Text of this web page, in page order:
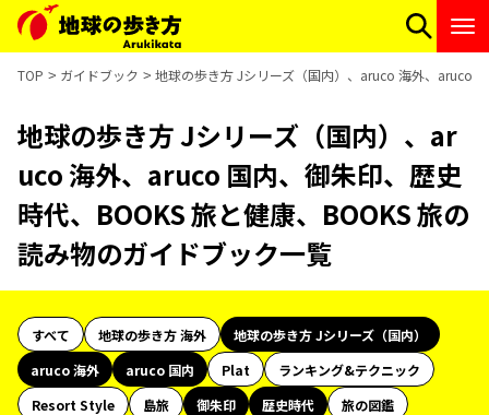
TOP ガイドブック 地球の歩き方 Jシリーズ（国内）、aruco 海外、aruco
地球の歩き方 Jシリーズ（国内）、ar
uco 海外、aruco 国内、御朱印、歴史
時代、BOOKS 旅と健康、BOOKS 旅の
読み物のガイドブック一覧
すべて 地球の歩き方 海外
地球の歩き方 Jシリーズ（国内）
aruco 海外
aruco 国内 Plat
ランキング&テクニック
Resort Style
島旅 御朱印 歴史時代
旅の図鑑